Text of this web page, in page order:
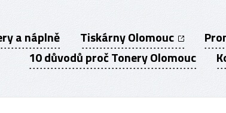
a náplně Tiskárny Olomouc
10 důvodů proč Tonery Olomouc